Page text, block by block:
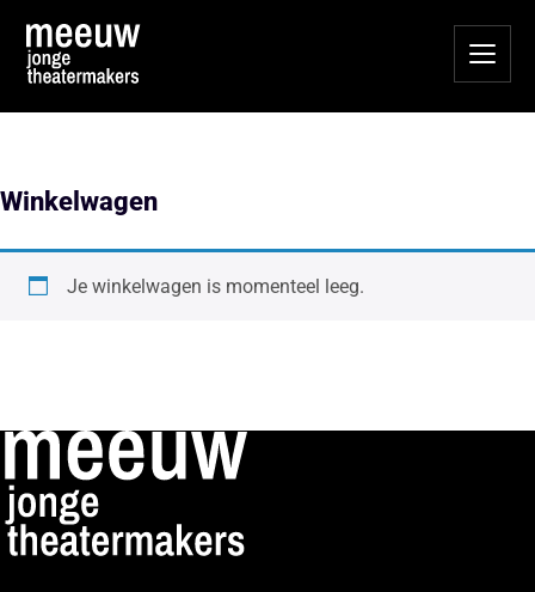
Winkelwagen
Je winkelwagen is momenteel leeg.